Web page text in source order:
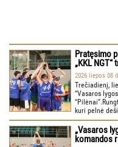
Pratęsimo
„KKL
2026 liepos 08
Trečiadienį,
“Vasaros
kuri pelnė
„Vasaros
komandos